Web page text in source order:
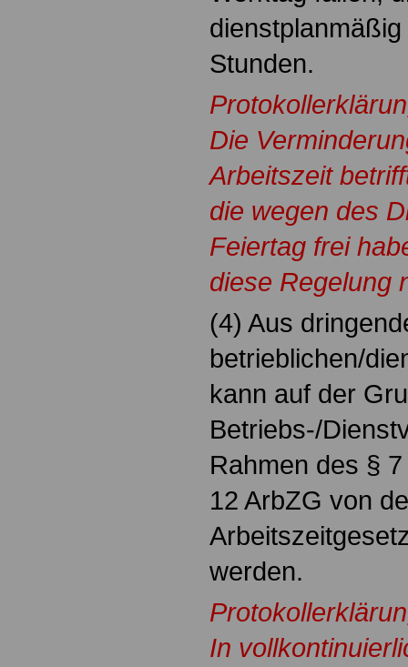
Stunden.
Die
Arbeitszeit
die wegen des
Feiertag frei
diese Regelung
(4) Aus
betrieblichen/
kann auf der
Betriebs-/
Rahmen des §
12 ArbZG von
werden.
In